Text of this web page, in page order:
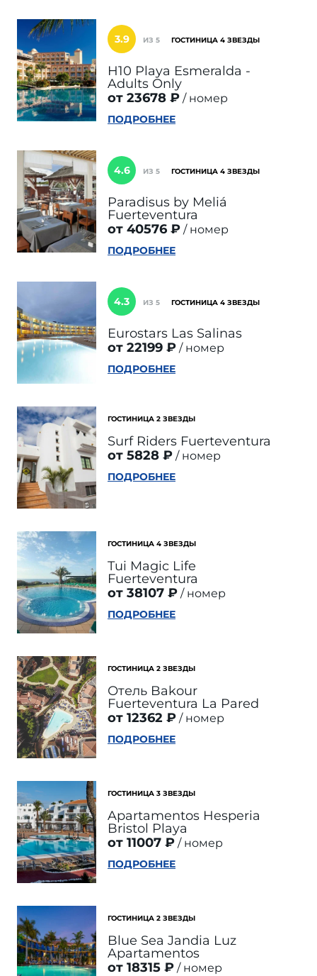
3.9 ИЗ 5 ГОСТИНИЦА 4 ЗВЕЗДЫ
H10 Playa Esmeralda -
Adults Only
от 23678 ₽
номер
ПОДРОБНЕЕ
4.6 ИЗ 5 ГОСТИНИЦА 4 ЗВЕЗДЫ
Paradisus by Meliá
Fuerteventura
от 40576 ₽
номер
ПОДРОБНЕЕ
4.3 ИЗ 5 ГОСТИНИЦА 4 ЗВЕЗДЫ
Eurostars Las Salinas
от 22199 ₽
номер
ПОДРОБНЕЕ
ГОСТИНИЦА 2 ЗВЕЗДЫ
Surf Riders Fuerteventura
от 5828 ₽
номер
ПОДРОБНЕЕ
ГОСТИНИЦА 4 ЗВЕЗДЫ
Tui Magic Life
Fuerteventura
от 38107 ₽
номер
ПОДРОБНЕЕ
ГОСТИНИЦА 2 ЗВЕЗДЫ
Отель Bakour
Fuerteventura La Pared
от 12362 ₽
номер
ПОДРОБНЕЕ
ГОСТИНИЦА 3 ЗВЕЗДЫ
Apartamentos Hesperia
Bristol Playa
от 11007 ₽
номер
ПОДРОБНЕЕ
ГОСТИНИЦА 2 ЗВЕЗДЫ
Blue Sea Jandia Luz
Apartamentos
от 18315 ₽
номер